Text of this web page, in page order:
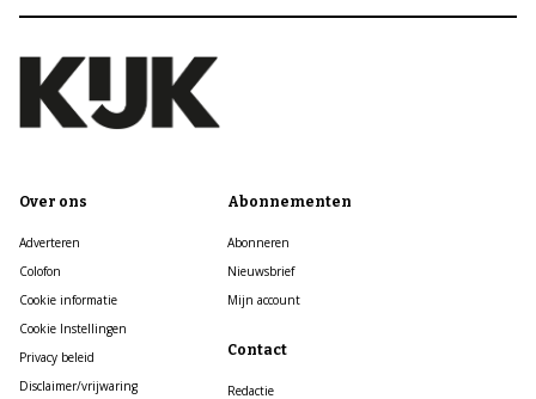
Over ons
Adverteren
Colofon
Cookie informatie
Cookie Instellingen
Privacy beleid
Disclaimer/vrijwaring
Abonnementen
Abonneren
Nieuwsbrief
Mijn account
Contact
Redactie